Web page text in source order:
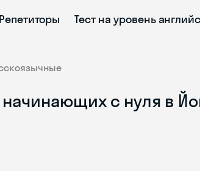
Репетиторы Тест на уровень
с нуля в